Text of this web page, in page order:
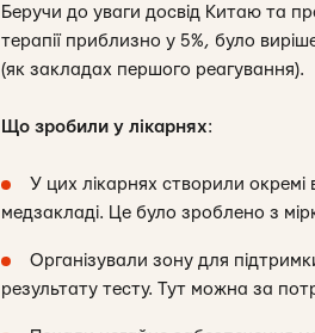
Беручи до уваги досвід Китаю та
терапії приблизно у 5%, було
(як закладах першого реагування).
Що зробили у лікарнях:
У цих лікарнях створили окремі
медзакладі. Це було зроблено з
Організували зону для
результату тесту. Тут можна за